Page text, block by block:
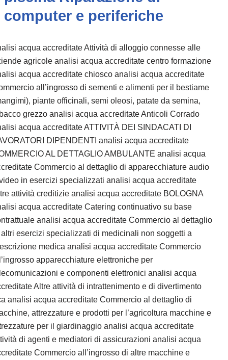
computer e periferiche
acqua accreditate Attività di alloggio connesse alle
agricole analisi acqua accreditate centro formazione
acqua accreditate chiosco analisi acqua accreditate
all’ingrosso di sementi e alimenti per il bestiame
piante officinali, semi oleosi, patate da semina,
grezzo analisi acqua accreditate Anticoli Corrado
acqua accreditate ATTIVITÀ DEI SINDACATI DI
DIPENDENTI analisi acqua accreditate
AL DETTAGLIO AMBULANTE analisi acqua
Commercio al dettaglio di apparecchiature audio
in esercizi specializzati analisi acqua accreditate
attività creditizie analisi acqua accreditate BOLOGNA
acqua accreditate Catering continuativo su base
analisi acqua accreditate Commercio al dettaglio
esercizi specializzati di medicinali non soggetti a
medica analisi acqua accreditate Commercio
apparecchiature elettroniche per
e componenti elettronici analisi acqua
Altre attività di intrattenimento e di divertimento
analisi acqua accreditate Commercio al dettaglio di
attrezzature e prodotti per l’agricoltura macchine e
per il giardinaggio analisi acqua accreditate
di agenti e mediatori di assicurazioni analisi acqua
Commercio all’ingrosso di altre macchine e